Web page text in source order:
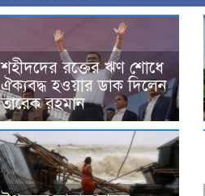
শহীদদের রক্তের ঋণ শোধে
ঐক্যবদ্ধ হওয়ার ডাক দিলেন
তারেক রহমান